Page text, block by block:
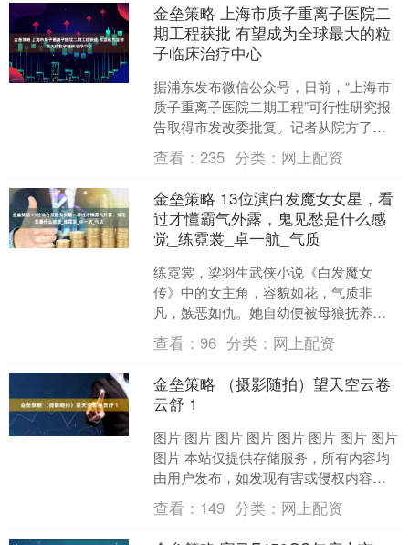
金垒策略 上海市质子重离子医院二
期工程获批 有望成为全球最大的粒
子临床治疗中心
据浦东发布微信公众号，日前，“上海市
质子重离子医院二期工程”可行性研究报
告取得市发改委批复。记者从院方了解
到，工程计划在8月份开工，二期项目建
成后，有望成为全球....
查看：235 分类： 网上配资
金垒策略 13位演白发魔女女星，看
过才懂霸气外露，鬼见愁是什么感
觉_练霓裳_卓一航_气质
练霓裳，梁羽生武侠小说《白发魔女
传》中的女主角，容貌如花，气质非
凡，嫉恶如仇。她自幼便被母狼抚养长
大，后被凌云凤收养，并在其教导下，
掌握了一门独特的剑法——反天....
查看：96 分类： 网上配资
金垒策略 （摄影随拍）望天空云卷
云舒 1
图片 图片 图片 图片 图片 图片 图片 图片
图片 本站仅提供存储服务，所有内容均
由用户发布，如发现有害或侵权内容，
请点击举报。....
查看： 149 分类： 网上配资